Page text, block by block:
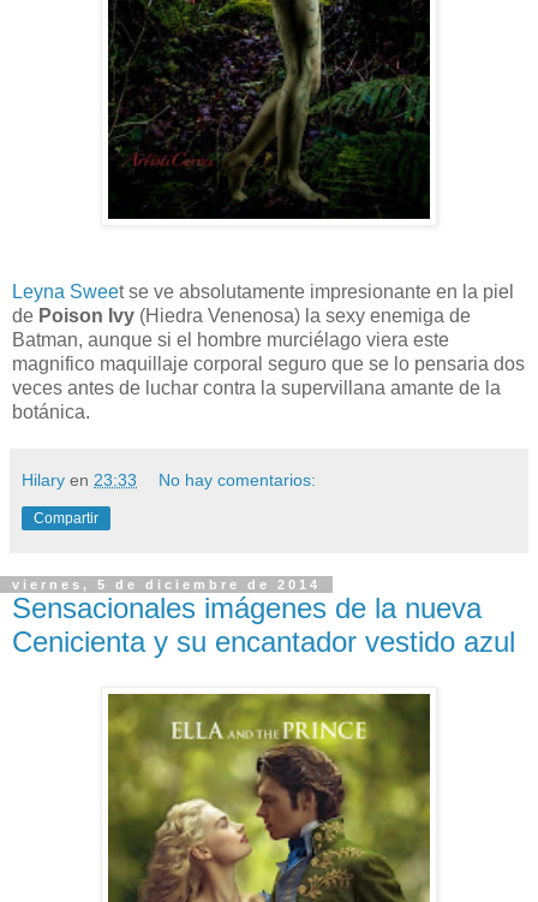
Leyna Sweet se ve absolutamente impresionante en la piel
de Poison Ivy (Hiedra Venenosa) la sexy enemiga de
Batman, aunque si el hombre murciélago viera este
magnifico maquillaje corporal seguro que se lo pensaria dos
veces antes de luchar contra la supervillana amante de la
botánica.
Hilary en 23:33 No hay comentarios:
Compartir
viernes, 5 de diciembre de 2014
Sensacionales imágenes de la nueva
Cenicienta y su encantador vestido azul